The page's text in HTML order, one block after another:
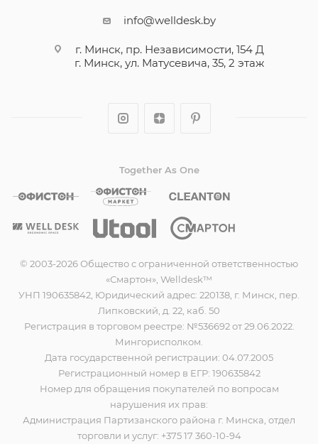
info@welldesk.by
г. Минск, пр. Независимости, 154 Д
г. Минск, ул. Матусевича, 35, 2 этаж
Together As One
© 2003-2026 Общество с ограниченной ответственностью
«Смартон», Welldesk™
УНП 190635842, Юридический адрес: 220138, г. Минск, пер.
Липковский, д. 22, каб. 50
Регистрация в торговом реестре: №536692 от 29.06.2022.
Мингорисполком.
Дата государственной регистрации: 04.07.2005
Регистрационный номер в ЕГР: 190635842
Номер для обращения покупателей по вопросам
нарушения их прав:
Администрация Партизанского района г. Минска, отдел
торговли и услуг: +375 17 360-10-94